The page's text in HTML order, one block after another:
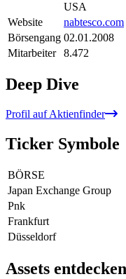
USA
Website
nabtesco.com
Börsengang 02.01.2008
Mitarbeiter
8.472
Deep Dive
Profil auf Aktienfinder
Ticker Symbole
BÖRSE
Japan Exchange Group
Pnk
Frankfurt
Düsseldorf
Assets entdecken